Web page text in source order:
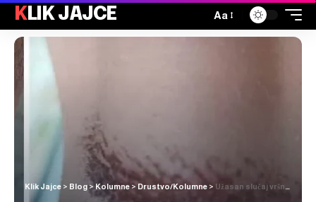
KLIK JAJCE Aa
Klik Jajce > Blog> Kolumne > Drustvo/Kolumne > Užasan slučaj vršnjačkog nasilja u Zagrebu: ‘Sinu su mi stavili omču oko vrata i vukli su ga, mogli su ga zadaviti!’